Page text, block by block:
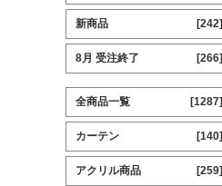
新商品 [242]
8月 受注終了 [266]
全商品一覧 [1287]
カーテン [140]
アクリル商品 [259]